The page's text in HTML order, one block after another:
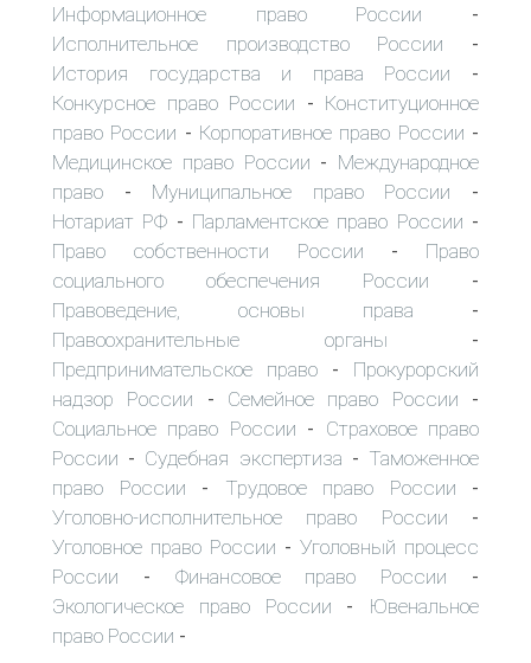
Информационное право России -
Исполнительное производство России -
История государства и права России -
Конкурсное право России - Конституционное
право России - Корпоративное право России -
Медицинское право России - Международное
право - Муниципальное право России -
Нотариат РФ - Парламентское право России -
Право собственности России - Право
социального обеспечения России -
Правоведение, основы права -
Правоохранительные органы -
Предпринимательское право - Прокурорский
надзор России - Семейное право России -
Социальное право России - Страховое право
России - Судебная экспертиза - Таможенное
право России - Трудовое право России -
Уголовно-исполнительное право России -
Уголовное право России - Уголовный процесс
России - Финансовое право России -
Экологическое право России -
Ювенальное
право России -